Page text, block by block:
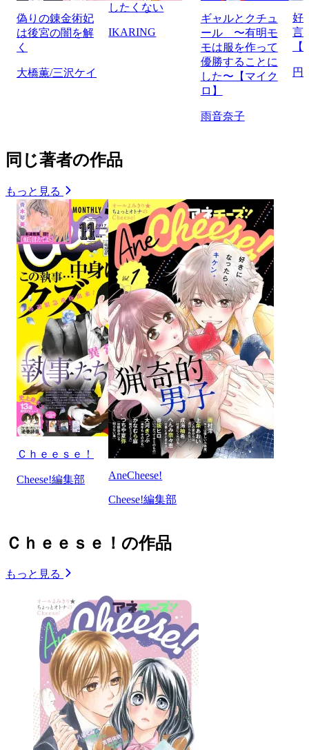
偽りの錬金術妃
は後宮の闇を解
く
大橋薫/三沢ケイ
したくない
IKARING
ギャルとクチュ
ール 〜有明モ
モは服を作って
優勝することに
した〜【マイク
ロ】
雨音奈子
好
言
円
同じ著者の作品
もっと見る
Ｃｈｅｅｓｅ！
Cheese!編集部 AneCheese!
Cheese!編集部
Ｃｈｅｅｓｅ！の作品
もっと見る